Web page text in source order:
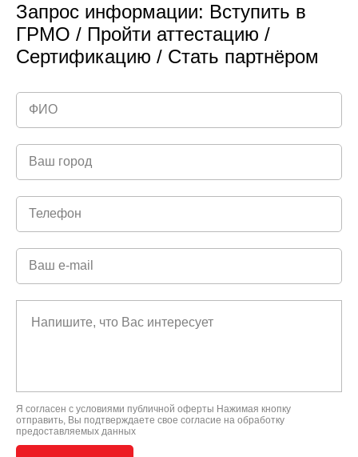
Запрос информации: Вступить в
ГРМО / Пройти аттестацию /
Сертификацию / Стать партнёром
Я согласен с условиями публичной оферты Нажимая кнопку
отправить, Вы подтверждаете свое согласие на обработку
предоставляемых данных